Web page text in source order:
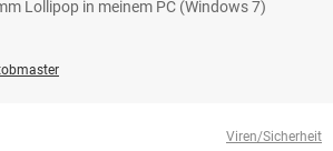
Lollipop in meinem PC (Windows 7)
Viren/Sicherheit